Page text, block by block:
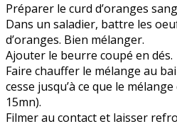
Préparer le curd d’oranges
Dans un saladier, battre les
d’oranges. Bien mélanger.
Ajouter le beurre coupé en dés.
Faire chauffer le mélange au
cesse jusqu’à ce que le
15mn).
Filmer au contact et laisser